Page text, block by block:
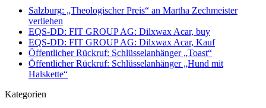
Salzburg: „Theologischer Preis“ an Martha Zechmeister
verliehen
EQS-DD: FIT GROUP AG: Dilxwax Acar, buy
EQS-DD: FIT GROUP AG: Dilxwax Acar, Kauf
Öffentlicher Rückruf: Schlüsselanhänger „Toast“
Öffentlicher Rückruf: Schlüsselanhänger „Hund mit
Halskette“
Kategorien